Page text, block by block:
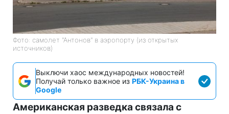
Фото: самолет "Антонов" в аэропорту (из открытых
источников)
Выключи хаос международных новостей!
Получай только важное из РБК-Украина в
Google
Американская разведка связала с